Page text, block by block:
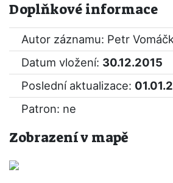
Doplňkové informace
Autor záznamu: Petr
Datum vložení: 30.12.2015
Poslední aktualizace:
Patron: ne
Zobrazení v mapě